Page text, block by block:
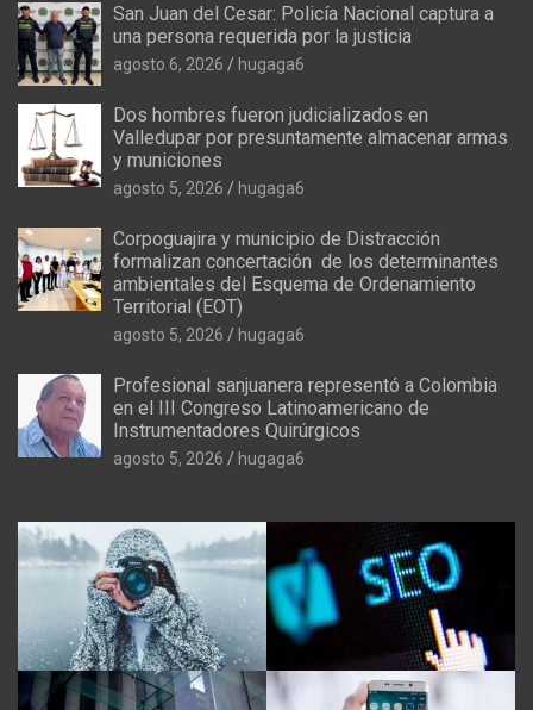
San Juan del Cesar: Policía Nacional captura a
una persona requerida por la justicia
agosto 6, 2026 hugaga6
Dos hombres fueron judicializados en
Valledupar por presuntamente almacenar armas
y municiones
agosto 5, 2026 hugaga6
Corpoguajira y municipio de Distracción
formalizan concertación de los determinantes
ambientales del Esquema de Ordenamiento
Territorial (EOT)
agosto 5, 2026 hugaga6
Profesional sanjuanera representó a Colombia
en el III Congreso Latinoamericano de
Instrumentadores Quirúrgicos
agosto 5, 2026 hugaga6